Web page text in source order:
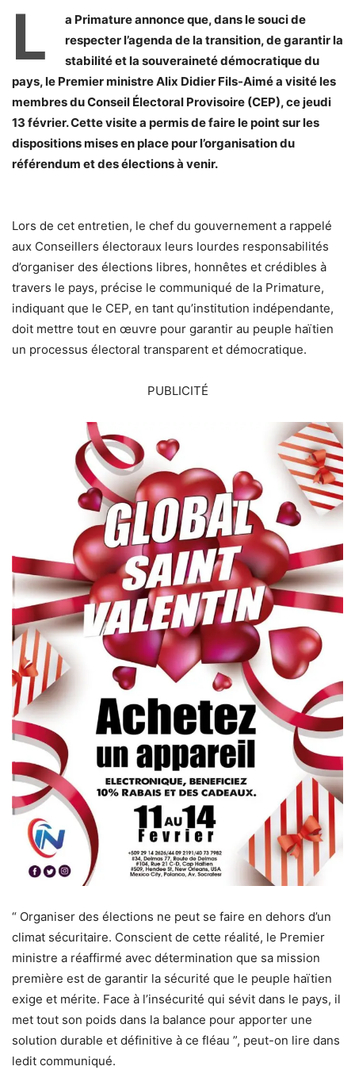
L
a Primature annonce que, dans le souci de
respecter l’agenda de la transition, de garantir la
stabilité et la souveraineté démocratique du
pays, le Premier ministre Alix Didier Fils-Aimé a visité les
membres du Conseil Électoral Provisoire (CEP), ce jeudi
13 février. Cette visite a permis de faire le point sur les
dispositions mises en place pour l’organisation du
référendum et des élections à venir.
Lors de cet entretien, le chef du gouvernement a rappelé
aux Conseillers électoraux leurs lourdes responsabilités
d’organiser des élections libres, honnêtes et crédibles à
travers le pays, précise le communiqué de la Primature,
indiquant que le CEP, en tant qu’institution indépendante,
doit mettre tout en œuvre pour garantir au peuple haïtien
un processus électoral transparent et démocratique.
PUBLICITÉ
“ Organiser des élections ne peut se faire en dehors d’un
climat sécuritaire. Conscient de cette réalité, le Premier
ministre a réaffirmé avec détermination que sa mission
première est de garantir la sécurité que le peuple haïtien
exige et mérite. Face à l’insécurité qui sévit dans le pays, il
met tout son poids dans la balance pour apporter une
solution durable et définitive à ce fléau ”, peut-on lire dans
ledit communiqué.